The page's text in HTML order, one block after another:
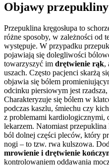
Objawy przepukliny
Przepuklina kręgosłupa to
różne sposoby, w zależności od
występuje. W przypadku
pojawiają się dolegliwości
towarzyszyć im drętwienie rąk,
uszach. Często pacjenci skarżą
objawia się bólem
odcinku piersiowym jest
Charakteryzuje się bólem w
podczas kaszlu, śmiechu czy
z problemami kardiologicznymi,
lekarzem. Natomiast
ból dolnej części pleców, który
nogi – to tzw. rwa kulszowa.
mrowienie i drętwienie
kontrolowaniem oddawania